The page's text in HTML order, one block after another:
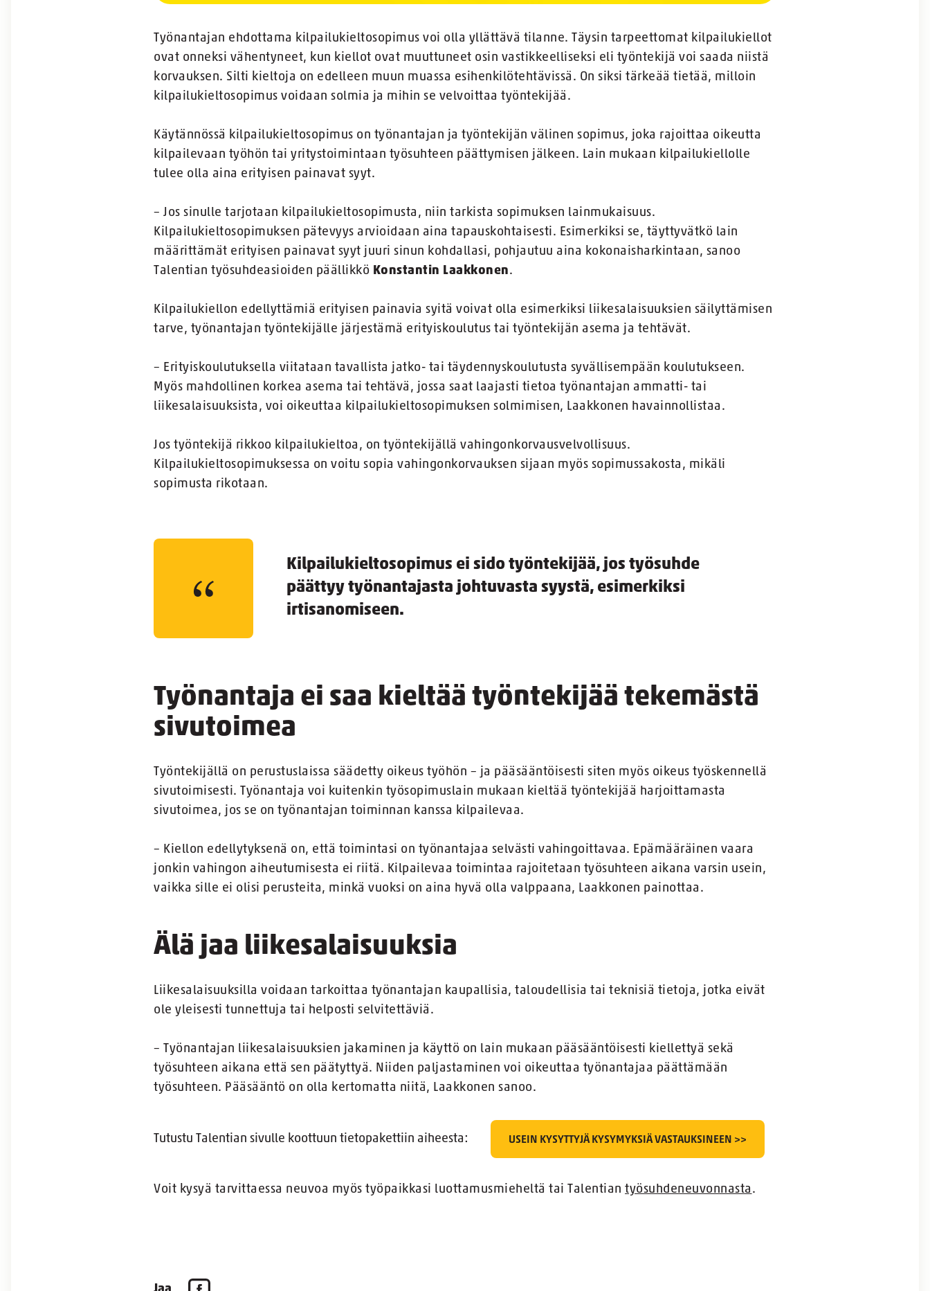
Työnantajan ehdottama kilpailukieltosopimus voi olla yllättävä tilanne. Täysin tarpeettomat kilpailukiellot
ovat onneksi vähentyneet, kun kiellot ovat muuttuneet osin vastikkeelliseksi eli työntekijä voi saada niistä
korvauksen. Silti kieltoja on edelleen muun muassa esihenkilötehtävissä. On siksi tärkeää tietää, milloin
kilpailukieltosopimus voidaan solmia ja mihin se velvoittaa työntekijää.
Käytännössä kilpailukieltosopimus on työnantajan ja työntekijän välinen sopimus, joka rajoittaa oikeutta
kilpailevaan työhön tai yritystoimintaan työsuhteen päättymisen jälkeen. Lain mukaan kilpailukiellolle
tulee olla aina erityisen painavat syyt.
– Jos sinulle tarjotaan kilpailukieltosopimusta, niin tarkista sopimuksen lainmukaisuus.
Kilpailukieltosopimuksen pätevyys arvioidaan aina tapauskohtaisesti. Esimerkiksi se, täyttyvätkö lain
määrittämät erityisen painavat syyt juuri sinun kohdallasi, pohjautuu aina kokonaisharkintaan, sanoo
Talentian työsuhdeasioiden päällikkö Konstantin Laakkonen.
Kilpailukiellon edellyttämiä erityisen painavia syitä voivat olla esimerkiksi liikesalaisuuksien säilyttämisen
tarve, työnantajan työntekijälle järjestämä erityiskoulutus tai työntekijän asema ja tehtävät.
– Erityiskoulutuksella viitataan tavallista jatko- tai täydennyskoulutusta syvällisempään koulutukseen.
Myös mahdollinen korkea asema tai tehtävä, jossa saat laajasti tietoa työnantajan ammatti- tai
liikesalaisuuksista, voi oikeuttaa kilpailukieltosopimuksen solmimisen, Laakkonen havainnollistaa.
Jos työntekijä rikkoo kilpailukieltoa, on työntekijällä vahingonkorvausvelvollisuus.
Kilpailukieltosopimuksessa on voitu sopia vahingonkorvauksen sijaan myös sopimussakosta, mikäli
sopimusta rikotaan.
Kilpailukieltosopimus ei sido työntekijää, jos työsuhde
päättyy työnantajasta johtuvasta syystä, esimerkiksi
irtisanomiseen.
Työnantaja ei saa kieltää työntekijää tekemästä
sivutoimea
Työntekijällä on perustuslaissa säädetty oikeus työhön – ja pääsääntöisesti siten myös oikeus työskennellä
sivutoimisesti. Työnantaja voi kuitenkin työsopimuslain mukaan kieltää työntekijää harjoittamasta
sivutoimea, jos se on työnantajan toiminnan kanssa kilpailevaa.
– Kiellon edellytyksenä on, että toimintasi on työnantajaa selvästi vahingoittavaa. Epämääräinen vaara
jonkin vahingon aiheutumisesta ei riitä. Kilpailevaa toimintaa rajoitetaan työsuhteen aikana varsin usein,
vaikka sille ei olisi perusteita, minkä vuoksi on aina hyvä olla valppaana, Laakkonen painottaa.
Älä jaa liikesalaisuuksia
Liikesalaisuuksilla voidaan tarkoittaa työnantajan kaupallisia, taloudellisia tai teknisiä tietoja, jotka eivät
ole yleisesti tunnettuja tai helposti selvitettäviä.
– Työnantajan liikesalaisuuksien jakaminen ja käyttö on lain mukaan pääsääntöisesti kiellettyä sekä
työsuhteen aikana että sen päätyttyä. Niiden paljastaminen voi oikeuttaa työnantajaa päättämään
työsuhteen. Pääsääntö on olla kertomatta niitä, Laakkonen sanoo.
Tutustu Talentian sivulle koottuun tietopakettiin aiheesta: USEIN KYSYTTYJÄ KYSYMYKSIÄ VASTAUKSINEEN >>
Voit kysyä tarvittaessa neuvoa myös työpaikkasi luottamusmieheltä tai Talentian työsuhdeneuvonnasta .